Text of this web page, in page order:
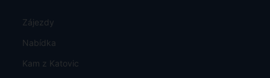
Zájezdy
Nabídka
Kam z Katovic